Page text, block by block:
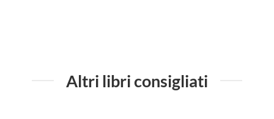
Altri libri consigliati